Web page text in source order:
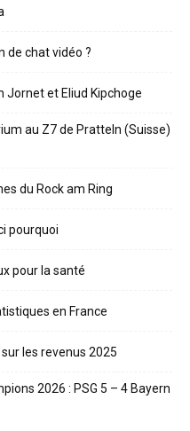
de chat vidéo ?
Jornet et Eliud Kipchoge
au Z7 de Pratteln (Suisse)
du Rock am Ring
pourquoi
pour la santé
en France
les revenus 2025
2026 : PSG 5 – 4 Bayern